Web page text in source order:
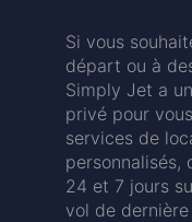
Si vous
départ ou à
Simply Jet a
privé pour
services de
personnalisés,
24 et 7 jours
vol de